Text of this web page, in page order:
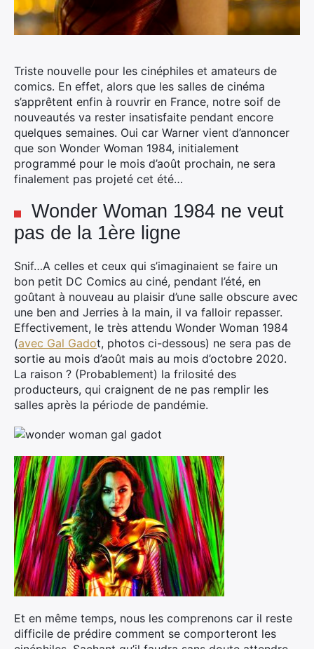
Triste nouvelle pour les cinéphiles et amateurs de
comics. En effet, alors que les salles de cinéma
s’apprêtent enfin à rouvrir en France, notre soif de
nouveautés va rester insatisfaite pendant encore
quelques semaines. Oui car Warner vient d’annoncer
que son Wonder Woman 1984, initialement
programmé pour le mois d’août prochain, ne sera
finalement pas projeté cet été…
Wonder Woman 1984 ne veut
pas de la 1ère ligne
Snif…A celles et ceux qui s’imaginaient se faire un
bon petit DC Comics au ciné, pendant l’été, en
goûtant à nouveau au plaisir d’une salle obscure avec
une ben and Jerries à la main, il va falloir repasser.
Effectivement, le très attendu Wonder Woman 1984
(avec Gal Gadot, photos ci-dessous) ne sera pas de
sortie au mois d’août mais au mois d’octobre 2020.
La raison ? (Probablement) la frilosité des
producteurs, qui craignent de ne pas remplir les
salles après la période de pandémie.
Et en même temps, nous les comprenons car il reste
difficile de prédire comment se comporteront les